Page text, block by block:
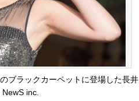
ブラックカーペットに登場した長井
inc.